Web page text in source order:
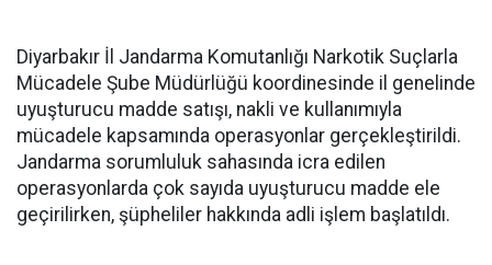
Diyarbakır İl Jandarma Komutanlığı Narkotik Suçlarla
Mücadele Şube Müdürlüğü koordinesinde il genelinde
uyuşturucu madde satışı, nakli ve kullanımıyla
mücadele kapsamında operasyonlar gerçekleştirildi.
Jandarma sorumluluk sahasında icra edilen
operasyonlarda çok sayıda uyuşturucu madde ele
geçirilirken, şüpheliler hakkında adli işlem başlatıldı.